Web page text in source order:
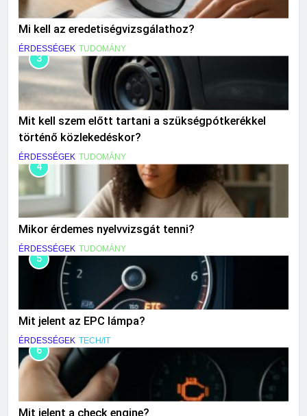
Mi kell az eredetiségvizsgálathoz?
ÉRDESSÉGEK TUDOMÁNY
3
Mit kell szem előtt tartani a szükségpótkerékkel
történő közlekedéskor?
ÉRDESSÉGEK TUDOMÁNY
4
Mikor érdemes nyelvvizsgát tenni?
ÉRDESSÉGEK TUDOMÁNY
5
Mit jelent az EPC lámpa?
ÉRDESSÉGEK TECH/IT
6
Mit jelent a check engine?